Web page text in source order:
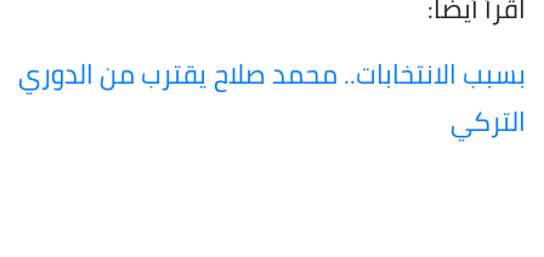
بسبب الانتخابات.. محمد صلاح يقترب من الدوري
التركي